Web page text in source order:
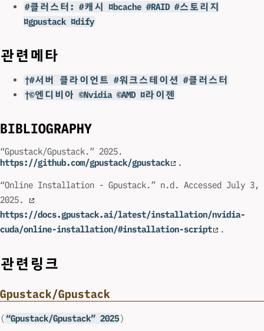
#클러스터: #캐시 ¤bcache #RAID #스토리지
¤gpustack ¤dify
관련메타
†#서버 클라이언트 #워크스테이션 #클러스터
†©엔디비아 ©Nvidia ©AMD ¤라이젠
BIBLIOGRAPHY
“Gpustack/Gpustack.” 2025.
https://github.com/gpustack/gpustack
.
“Online Installation - Gpustack.” n.d. Accessed July 3,
2025.
https://docs.gpustack.ai/latest/installation/nvidia-
cuda/online-installation/#installation-script
.
관련링크
Gpustack/Gpustack
(“Gpustack/Gpustack” 2025)